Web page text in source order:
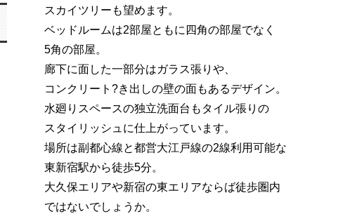
スカイツリーも望めます。
ベッドルームは2部屋ともに四角の部屋でなく
5角の部屋。
廊下に面した一部分はガラス張りや、
コンクリート?き出しの壁の面もあるデザイン。
水廻りスペースの独立洗面台もタイル張りの
スタイリッシュに仕上がっています。
場所は副都心線と都営大江戸線の2線利用可能な
東新宿駅から徒歩5分。
大久保エリアや新宿の東エリアならば徒歩圏内
ではないでしょうか。